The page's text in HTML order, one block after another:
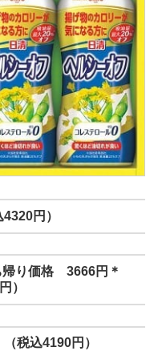
円）
帰り価格 3666円＊
）
税込4190円）